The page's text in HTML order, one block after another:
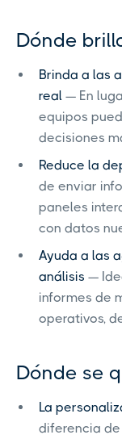
Dónde
Brinda a las
real — En
equipos
decisiones
Reduce la
de enviar
paneles
con datos
Ayuda a las
análisis —
informes de
operativos,
Dónde se
La
diferencia